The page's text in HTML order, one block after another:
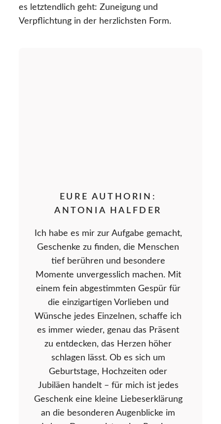
es letztendlich geht: Zuneigung und
Verpflichtung in der herzlichsten Form.
EURE AUTHORIN:
ANTONIA HALFDER
Ich habe es mir zur Aufgabe gemacht,
Geschenke zu finden, die Menschen
tief berühren und besondere
Momente unvergesslich machen. Mit
einem fein abgestimmten Gespür für
die einzigartigen Vorlieben und
Wünsche jedes Einzelnen, schaffe ich
es immer wieder, genau das Präsent
zu entdecken, das Herzen höher
schlagen lässt. Ob es sich um
Geburtstage, Hochzeiten oder
Jubiläen handelt – für mich ist jedes
Geschenk eine kleine Liebeserklärung
an die besonderen Augenblicke im